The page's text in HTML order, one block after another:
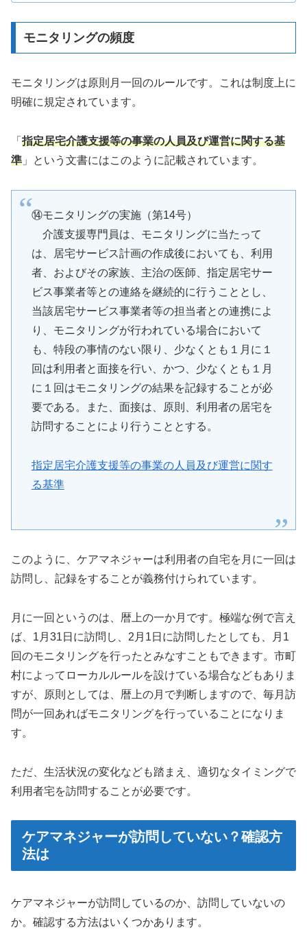
モニタリングの頻度
モニタリングは原則月一回のルールです。これは制度上に
明確に規定されています。
「 指定居宅介護支援等の事業の人員及び運営に関する基
準 」という文書にはこのように記載されています。
⑭モニタリングの実施（第14号）
介護支援専門員は、モニタリングに当たって
は、居宅サービス計画の作成後においても、利用
者、およびその家族、主治の医師、指定居宅サー
ビス事業者等との連絡を継続的に行うこととし、
当該居宅サービス事業者等の担当者との連携によ
り、モニタリングが行われている場合において
も、特段の事情のない限り、少なくとも１月に１
回は利用者と面接を行い、かつ、少なくとも１月
に１回はモニタリングの結果を記録することが必
要である。また、面接は、原則、利用者の居宅を
訪問することにより行うこととする。
指定居宅介護支援等の事業の人員及び運営に関す
る基準
このように、ケアマネジャーは利用者の自宅を月に一回は
訪問し、記録をすることが義務付けられています。
月に一回というのは、暦上の一か月です。極端な例で言え
ば、1月31日に訪問し、2月1日に訪問したとしても、月1
回のモニタリングを行ったとみなすこともできます。市町
村によってローカルルールを設けている場合などもありま
すが、原則としては、暦上の月で判断しますので、毎月訪
問が一回あればモニタリングを行っていることになりま
す。
ただ、生活状況の変化なども踏まえ、適切なタイミングで
利用者宅を訪問することが必要です。
ケアマネジャーが訪問していない？確認方
法は
ケアマネジャーが訪問しているのか、訪問していないの
か。確認する方法はいくつかあります。